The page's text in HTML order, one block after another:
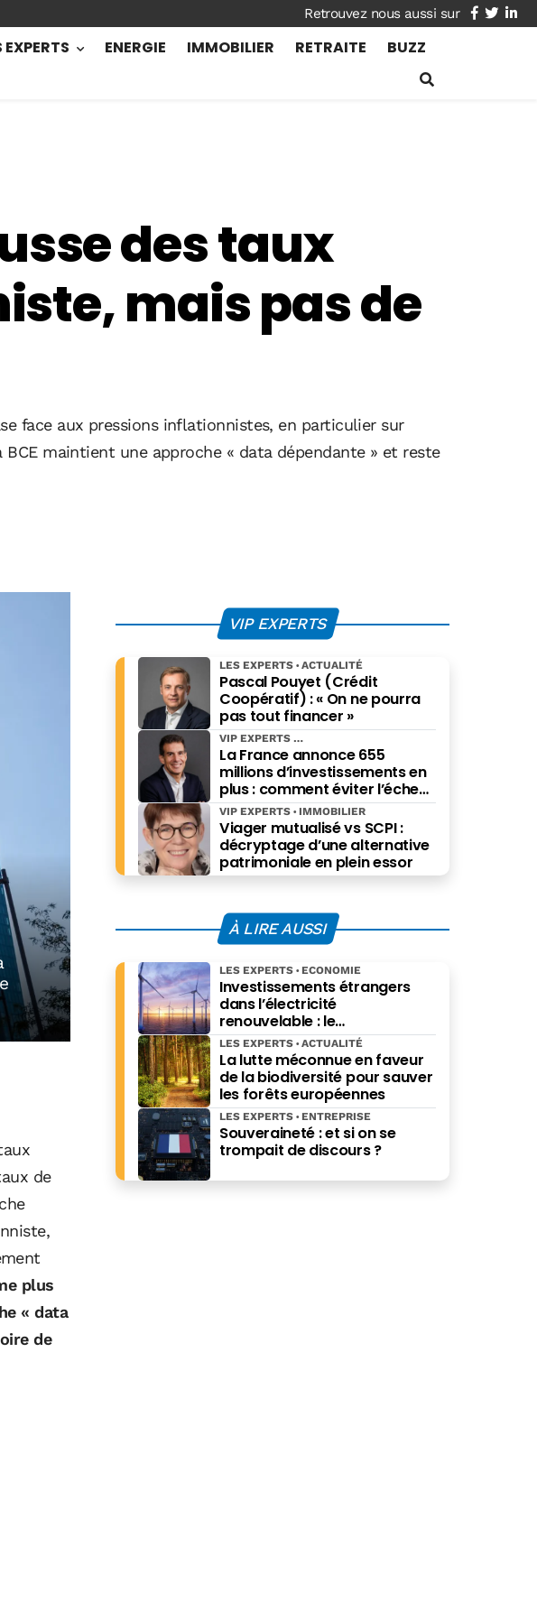
facebook
twitter
EXPERTS ENERGIE IMMOBILIER RETRAITE BUZZ
des taux
mais pas de
face aux pressions inflationnistes, en particulier sur
maintient une approche « data dépendante » et reste
de
plus
« data
de
VIP EXPERTS
Pascal Pouyet (Crédit
Coopératif) : « On ne pourra
pas tout financer »
LES EXPERTS ACTUALITÉ
La France annonce 655
millions d’investissements en
plus : comment éviter l’échec
des projets à grande échelle ?
VIP EXPERTS
Viager mutualisé vs SCPI :
décryptage d’une alternative
patrimoniale en plein essor
VIP EXPERTS IMMOBILIER
À LIRE AUSSI
Investissements étrangers
dans l’électricité
renouvelable : le
gouvernement au pied du
mur
LES EXPERTS ECONOMIE
La lutte méconnue en faveur
de la biodiversité pour sauver
les forêts européennes
LES EXPERTS ACTUALITÉ
Souveraineté : et si on se
trompait de discours ?
LES EXPERTS ENTREPRISE